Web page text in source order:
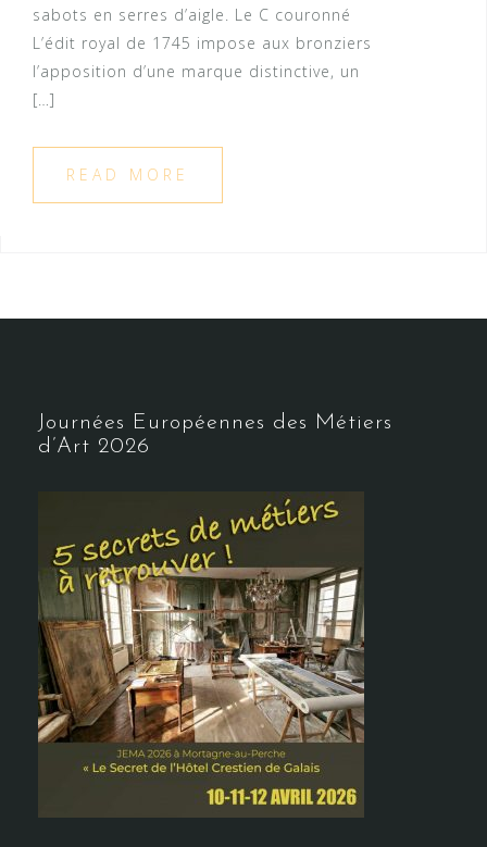
sabots en serres d’aigle. Le C couronné
L’édit royal de 1745 impose aux bronziers
l’apposition d’une marque distinctive, un
[…]
READ MORE
Journées Européennes des Métiers
d’Art 2026